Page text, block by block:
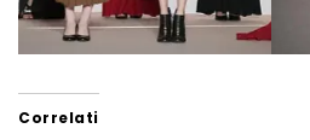
Correlati